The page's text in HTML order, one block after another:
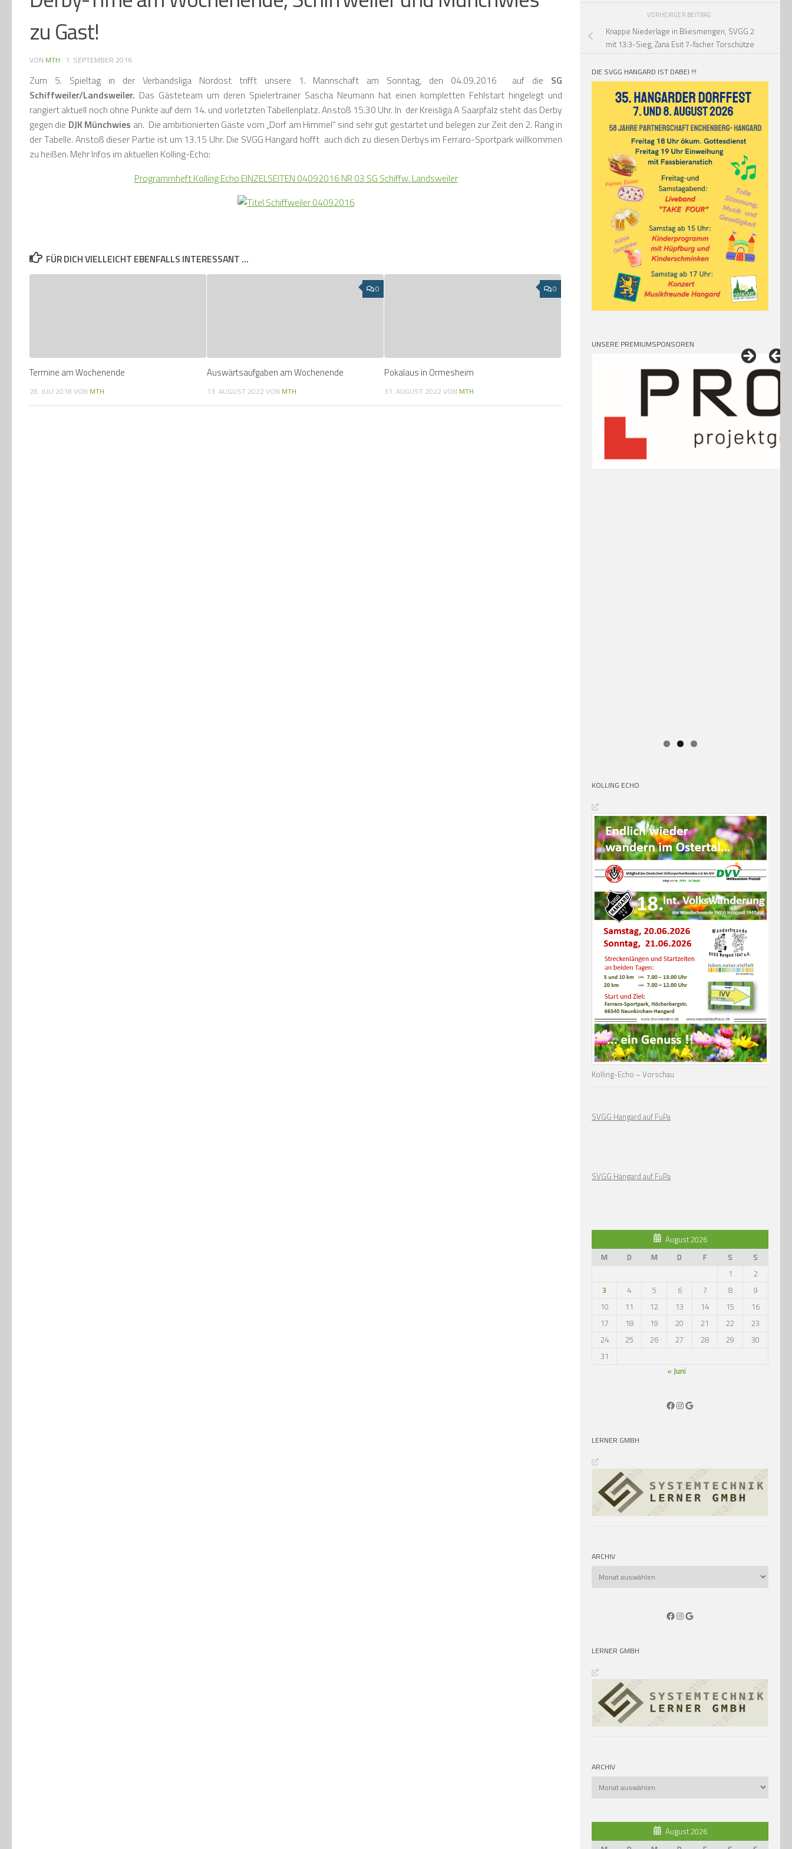
zu Gast!
VON MTH · 1. SEPTEMBER 2016
Zum 5. Spieltag in der Verbandsliga Nordost trifft unsere 1. Mannschaft am Sonntag, den 04.09.2016 auf die SG
Schiffweiler/Landsweiler. Das Gästeteam um deren Spielertrainer Sascha Neumann hat einen kompletten Fehlstart hingelegt und
rangiert aktuell noch ohne Punkte auf dem 14. und vorletzten Tabellenplatz. Anstoß 15.30 Uhr. In der Kreisliga A Saarpfalz steht das Derby
gegen die DJK Münchwies an. Die ambitionierten Gäste vom „Dorf am Himmel“ sind sehr gut gestartet und belegen zur Zeit den 2. Rang in
der Tabelle. Anstoß dieser Partie ist um 13.15 Uhr. Die SVGG Hangard hofft auch dich zu diesen Derbys im Ferraro-Sportpark willkommen
zu heißen. Mehr Infos im aktuellen Kolling-Echo:
Programmheft Kolling Echo EINZELSEITEN 04092016 NR 03 SG Schiffw. Landsweiler
FÜR DICH VIELLEICHT EBENFALLS INTERESSANT …
Termine am Wochenende
28. JULI 2018 VON MTH
0
Auswärtsaufgaben am Wochenende
13. AUGUST 2022 VON MTH
0
Pokalaus in Ormesheim
31. AUGUST 2022 VON MTH
VORHERIGER BEITRAG
Knappe Niederlage in Bliesmengen, SVGG 2
mit 13:3-Sieg, Zana Esit 7-facher Torschütze
DIE SVGG HANGARD IST DABEI !!!
UNSERE PREMIUMSPONSOREN
KOLLING ECHO
Kolling-Echo – Vorschau
SVGG Hangard auf FuPa
SVGG Hangard auf FuPa
August 2026
M
D M D F S
S
1
2
3
4 5 6 7 8
9
10
11 12 13 14 15
16
17
18 19 20 21 22
23
24
25 26 27 28 29
30
31
« Juni
Facebook
Instagram
Google
LERNER GMBH
ARCHIV
Facebook
Instagram
Google
LERNER GMBH
ARCHIV
August 2026